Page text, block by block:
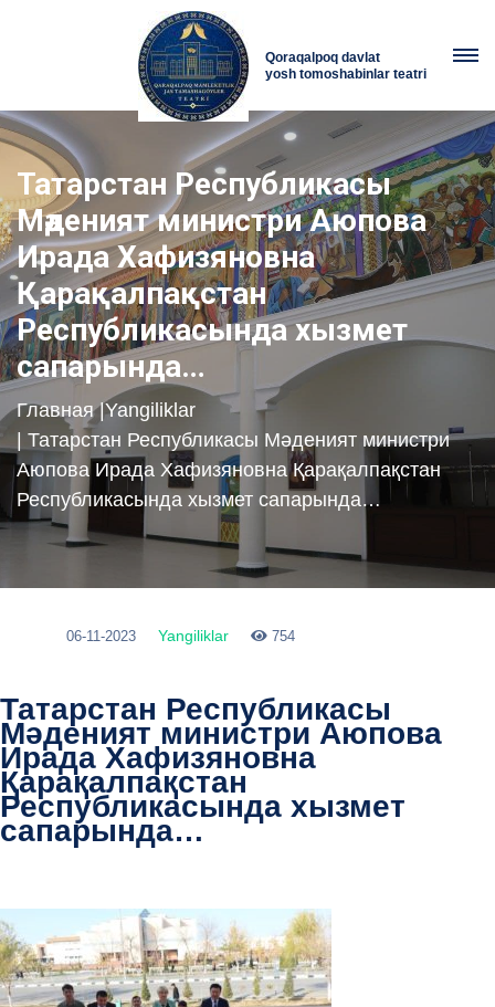
Qoraqalpoq davlat
yosh tomoshabinlar teatri
Татарстан Республикасы
Мәденият министри Аюпова
Ирада Хафизяновна
Қарақалпақстан
Республикасында хызмет
сапарында…
Главная |Yangiliklar
| Татарстан Республикасы Мәденият министри
Аюпова Ирада Хафизяновна Қарақалпақстан
Республикасында хызмет сапарында…
06-11-2023 Yangiliklar 754
Татарстан Республикасы
Мәденият министри Аюпова
Ирада Хафизяновна
Қарақалпақстан
Республикасында хызмет
сапарында…